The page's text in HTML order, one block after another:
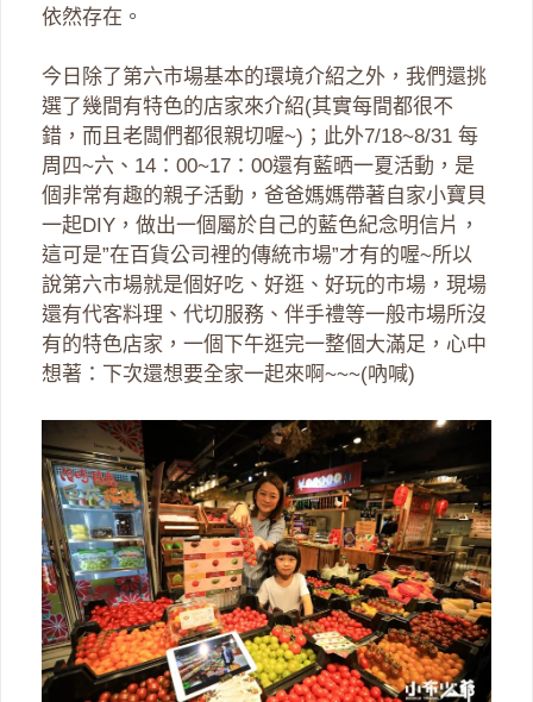
依然存在。
今日除了第六市場基本的環境介紹之外，我們還挑
選了幾間有特色的店家來介紹(其實每間都很不
錯，而且老闆們都很親切喔~)；此外7/18~8/31 每
周四~六、14：00~17：00還有藍晒一夏活動，是
個非常有趣的親子活動，爸爸媽媽帶著自家小寶貝
一起DIY，做出一個屬於自己的藍色紀念明信片，
這可是”在百貨公司裡的傳統市場”才有的喔~所以
說第六市場就是個好吃、好逛、好玩的市場，現場
還有代客料理、代切服務、伴手禮等一般市場所沒
有的特色店家，一個下午逛完一整個大滿足，心中
想著：下次還想要全家一起來啊~~~(吶喊)